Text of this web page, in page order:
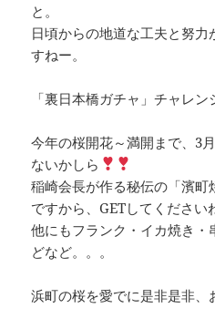
と。
日頃からの地道な工夫と努
すねー。
「裏日本橋ガチャ」チャレン
今年の桜開花～満開まで、3
ないかしら
稲崎会長が作る秘伝の「濱
ですから、GETしてください
他にもフランク・イカ焼き
どなど。。。
浜町の桜を愛でに是非是非、